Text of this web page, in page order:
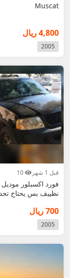
Muscat
4,800 ريال
2005
قبل 1 شهر
700 ريال
2005